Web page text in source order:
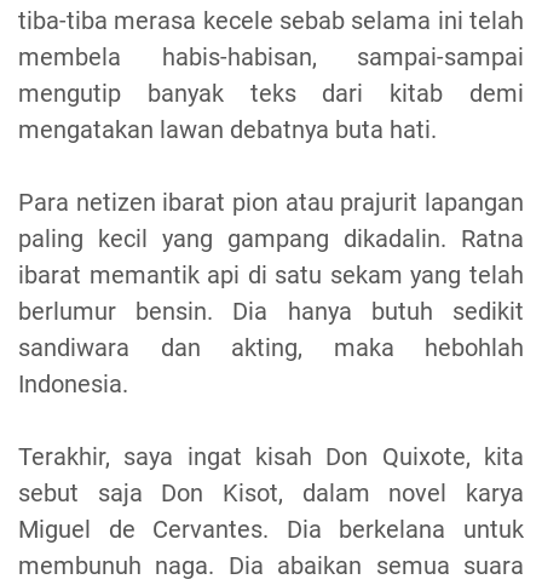
tiba-tiba merasa kecele sebab selama ini telah
membela habis-habisan, sampai-sampai
mengutip banyak teks dari kitab demi
mengatakan lawan debatnya buta hati.
Para netizen ibarat pion atau prajurit lapangan
paling kecil yang gampang dikadalin. Ratna
ibarat memantik api di satu sekam yang telah
berlumur bensin. Dia hanya butuh sedikit
sandiwara dan akting, maka hebohlah
Indonesia.
Terakhir, saya ingat kisah Don Quixote, kita
sebut saja Don Kisot, dalam novel karya
Miguel de Cervantes. Dia berkelana untuk
membunuh naga. Dia abaikan semua suara